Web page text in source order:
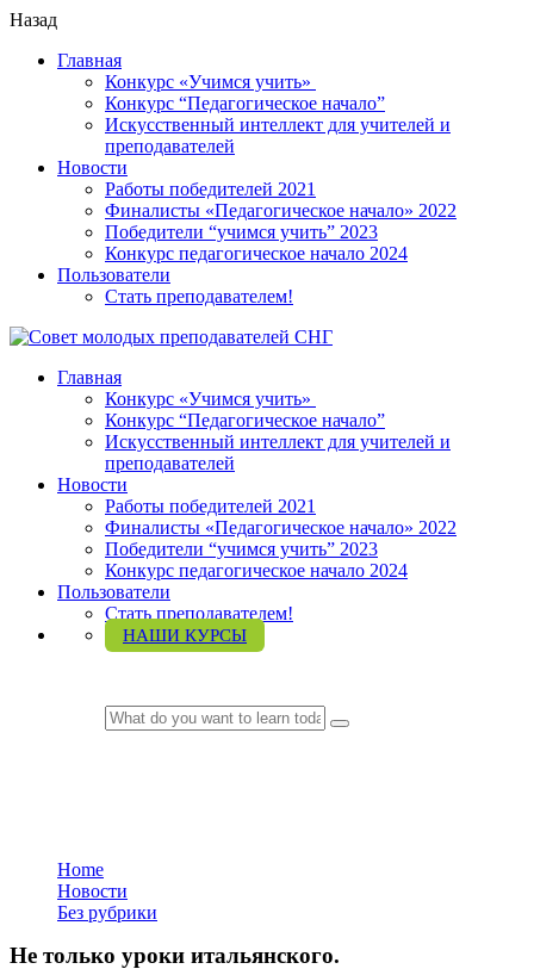
Назад
Главная
Конкурс «Учимся учить»
Конкурс “Педагогическое начало”
Искусственный интеллект для учителей и
преподавателей
Новости
Работы победителей 2021
Финалисты «Педагогическое начало» 2022
Победители “учимся учить” 2023
Конкурс педагогическое начало 2024
Пользователи
Стать преподавателем!
Главная
Конкурс «Учимся учить»
Конкурс “Педагогическое начало”
Искусственный интеллект для учителей и
преподавателей
Новости
Работы победителей 2021
Финалисты «Педагогическое начало» 2022
Победители “учимся учить” 2023
Конкурс педагогическое начало 2024
Пользователи
Стать преподавателем!
НАШИ КУРСЫ
Home
Новости
Без рубрики
Не только уроки итальянского.